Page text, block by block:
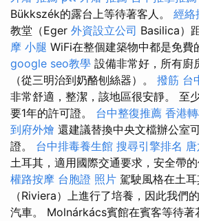
Bükkszék的露台上等待著客人。 經絡
教堂（Eger 外資設立公司 Basilica）
摩 小腿 WiFi在整個建築物中都是免費
google seo教學 設備非常好，所有廚
（從三明治到奶酪刨絲器）。 撥筋 台
非常舒適，整潔，該地區很安靜。 至
要1年的許可證。 台中整復推薦 香港
到府外燴 還建議替換中央文檔辦公室
證。 台中排毒養生館 搜尋引擎排名
土耳其，適用國際交通要求，安全帶
權路按摩 台胞證 照片 駕駛風格在土
（Riviera）上進行了培養，因此我們
汽車。 Molnárkács賓館在賓客等待著